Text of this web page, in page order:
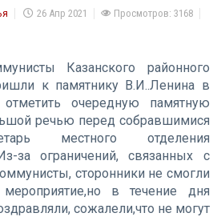
26 Апр 2021
Просмотров: 3168
Казанского районного
к памятнику В.И..Ленина в
отметить очередную памятную
речью перед собравшимися
местного отделения
за ограничений, связанных с
сторонники не смогли
в течение дня
сожалели,что не могут